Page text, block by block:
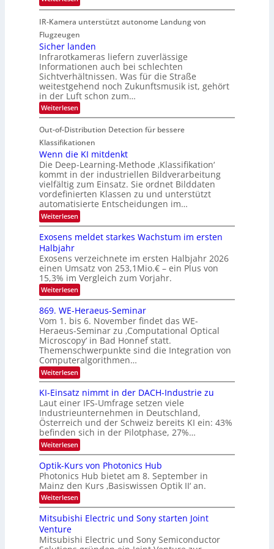
K
-
M
e
m
s
u
n
d
M
a
n
t
i
S
p
e
c
t
r
g
l
i
c
h
k
e
i
t
e
h
d
e
r
i
n
V
I
S
I
O
N
T
e
c
h
T
a
l
k
G
u
i
d
e
d
T
o
u
r
u
d
e
r
V
S
O
N
2
0
2
6
IR-Kamera unterstützt autonome Landung von
Flugzeugen
Sicher landen
Infrarotkameras liefern zuverlässige
Informationen auch bei schlechten
Sichtverhältnissen. Was für die Straße
weitestgehend noch Zukunftsmusik ist, gehört
in der Luft schon zum…
Weiterlesen:
S
c
h
l
a
n
d
e
n
Out-of-Distribution Detection für bessere
Klassifikationen
Wenn die KI mitdenkt
Die Deep-Learning-Methode ‚Klassifikation‘
kommt in der industriellen Bildverarbeitung
vielfältig zum Einsatz. Sie ordnet Bilddaten
vordefinierten Klassen zu und unterstützt
automatisierte Entscheidungen im…
Weiterlesen:
W
n
d
i
e
K
I
m
i
t
d
e
n
k
t
Exosens meldet starkes Wachstum im ersten
Halbjahr
Exosens verzeichnete im ersten Halbjahr 2026
einen Umsatz von 253,1Mio.€ – ein Plus von
15,3% im Vergleich zum Vorjahr.
Weiterlesen:
E
x
o
s
e
n
s
m
e
l
d
e
t
s
t
a
r
k
e
W
a
c
h
s
u
i
m
869. WE-Heraeus-Seminar
Vom 1. bis 6. November findet das WE-
Heraeus-Seminar zu ‚Computational Optical
Microscopy‘ in Bad Honnef statt.
Themenschwerpunkte sind die Integration von
Computeralgorithmen…
Weiterlesen:
8
9
.
W
E
-
H
e
r
a
e
u
s
-
S
e
n
KI-Einsatz nimmt in der DACH-Industrie zu
Laut einer IFS-Umfrage setzen viele
Industrieunternehmen in Deutschland,
Österreich und der Schweiz bereits KI ein: 43%
befinden sich in der Pilotphase, 27%…
Weiterlesen:
K
-
E
i
n
s
a
t
n
Optik-Kurs von Photonics Hub
Photonics Hub bietet am 8. September in
Mainz den Kurs ‚Basiswissen Optik II‘ an.
Weiterlesen:
O
p
t
k
Mitsubishi Electric und Sony starten Joint
Venture
Mitsubishi Electric und Sony Semiconductor